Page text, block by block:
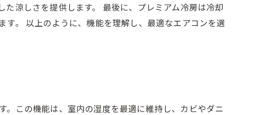
涼しさを提供します。 最後に、プレミアム冷房は冷却
。 以上のように、機能を理解し、最適なエアコンを選
この機能は、室内の湿度を最適に維持し、カビやダニ